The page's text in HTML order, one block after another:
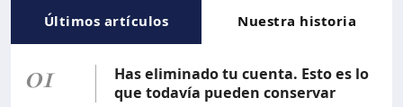
Últimos artículos Nuestra historia
01
Has eliminado tu cuenta. Esto es lo
que todavía pueden conservar